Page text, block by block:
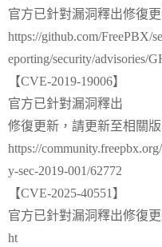
官方已針對漏洞釋出修復
https://github.com/FreePBX/
eporting/security/advisories/
【CVE-2019-19006】
官方已針對漏洞釋出
修復更新，請更新至相關
https://
y-sec-2019-001/62772
【CVE-2025-40551】
官方已針對漏洞釋出修復
ht